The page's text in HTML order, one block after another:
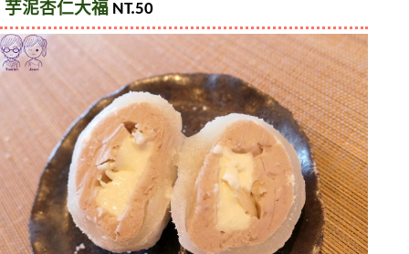
芋泥杏仁大福 NT.50